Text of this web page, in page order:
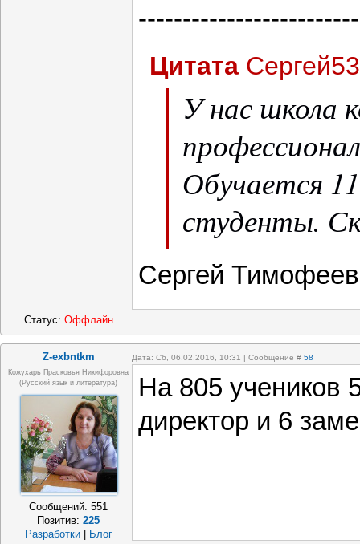
Цитата Сергей53
У нас школа
Обучается
студенты.
точно не
человек.
Сергей
Статус: Оффлайн
Z-exbntkm Дата: Сб, 06.02.2016, 10:31 | Сообщение # 58
Кожухарь Прасковья Никифоровна
(русский язык и литература)
Сообщений:551
Позитив:225
Разработки
Блог
На 805 учеников
директор и 6